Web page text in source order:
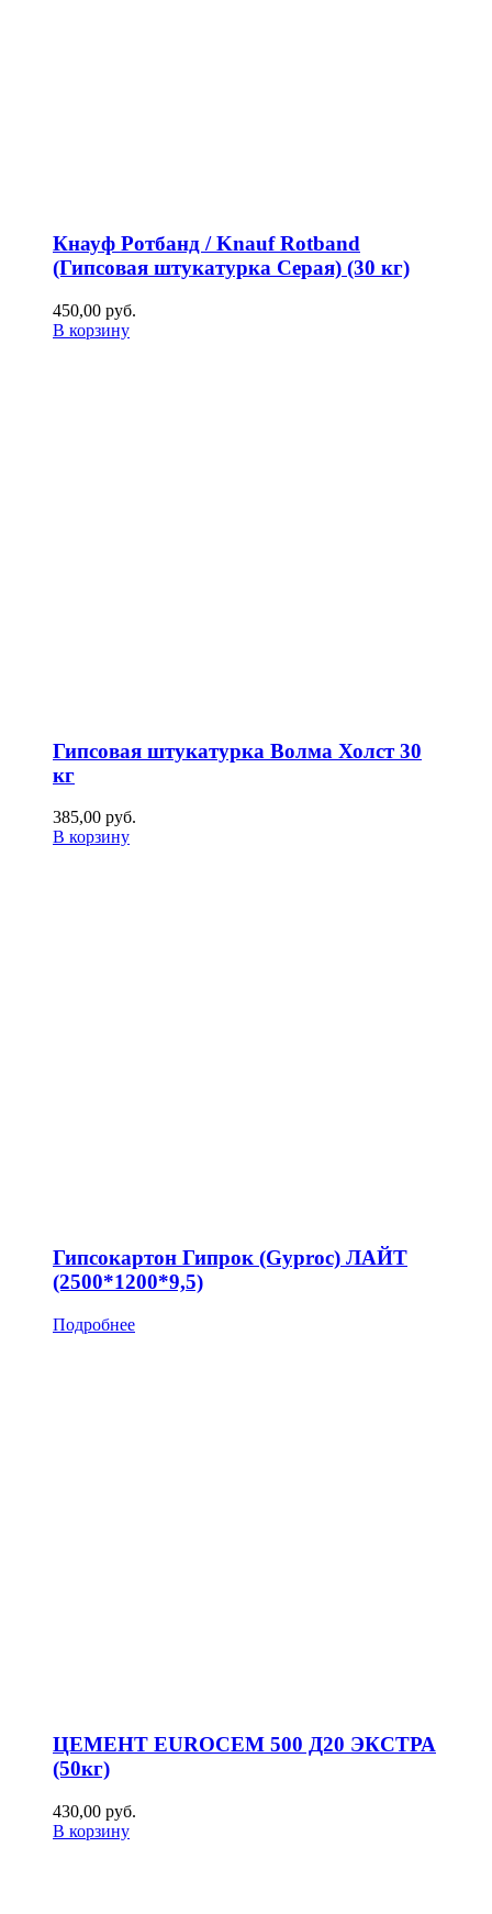
Кнауф Ротбанд / Knauf Rotband
(Гипсовая штукатурка Серая) (30 кг)
450,00 руб.
В корзину
Гипсовая штукатурка Волма Холст 30
кг
385,00 руб.
В корзину
Гипсокартон Гипрок (Gyproc) ЛАЙТ
(2500*1200*9,5)
Подробнее
ЦЕМЕНТ EUROCEM 500 Д20 ЭКСТРА
(50кг)
430,00 руб.
В корзину